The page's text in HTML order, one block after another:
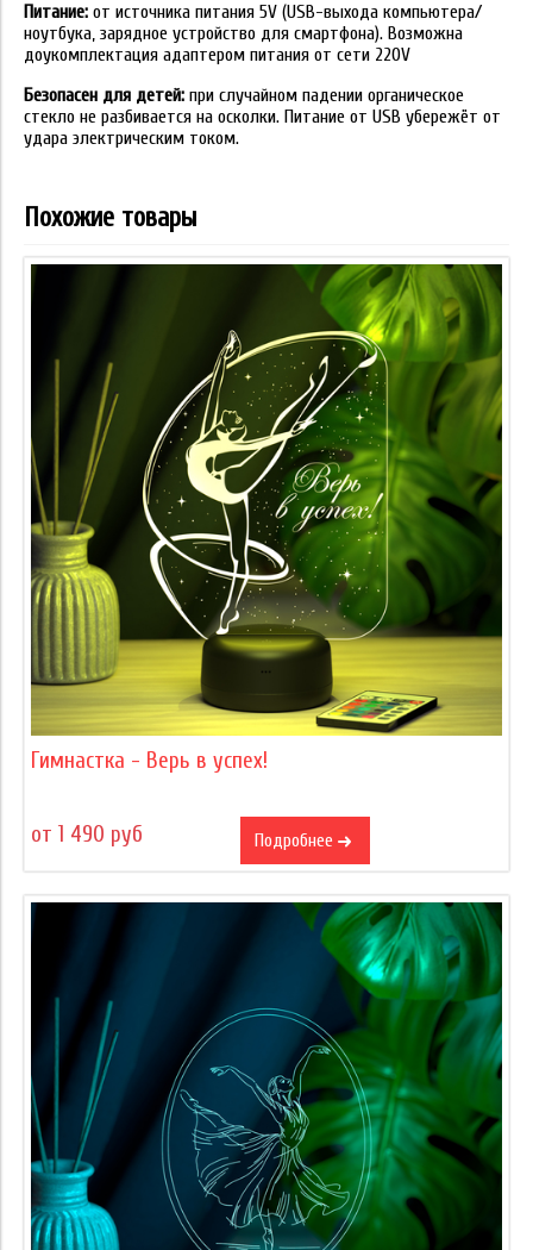
Питание: от источника питания 5V (USB-выхода компьютера/
ноутбука, зарядное устройство для смартфона). Возможна
доукомплектация адаптером питания от сети 220V
Безопасен для детей: при случайном падении органическое
стекло не разбивается на осколки. Питание от USB убережёт от
удара электрическим током.
Похожие товары
Гимнастка - Верь в успех!
от 1 490 руб Подробнее